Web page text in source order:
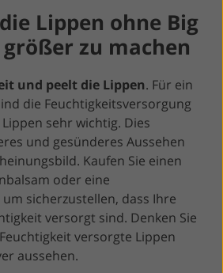
Lippen ohne Big
größer zu machen
und peelt die Lippen. Für ein
die Feuchtigkeitsversorgung
sehr wichtig. Dies
und gesünderes Aussehen
Kaufen Sie einen
oder eine
sicherzustellen, dass Ihre
versorgt sind. Denken Sie
versorgte Lippen
aussehen.